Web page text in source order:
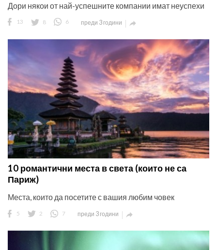
Дори някои от най-успешните компании имат неуспехи
13 8 6 преди 3 години 
10 романтични места в света (които не са
Париж)
Места, които да посетите с вашия любим човек
5 2 7 преди 3 години 